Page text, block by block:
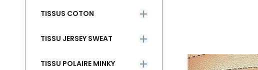
TISSUS COTON
TISSU JERSEY SWEAT
TISSU POLAIRE MINKY